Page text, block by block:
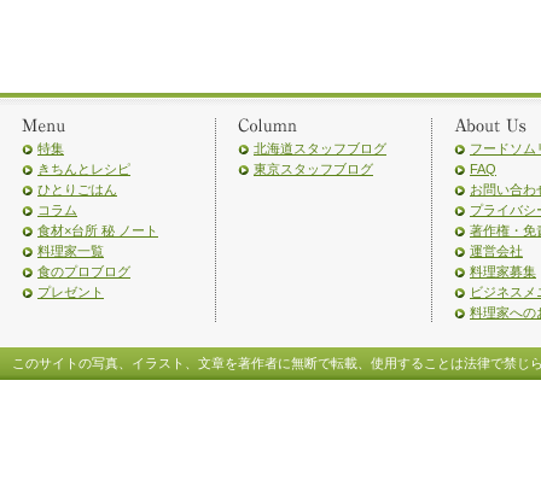
特集
きちんとレシピ
ひとりごはん
コラム
食材×台所 秘 ノート
料理家一覧
食のプロブログ
プレゼント
北海道スタッフブログ
東京スタッフブログ
フードソム
FAQ
お問い合わ
プライバシ
著作権・免
運営会社
料理家募集
ビジネスメ
料理家への
このサイトの写真、イラスト、文章を著作者に無断で転載、使用することは法律で禁じ